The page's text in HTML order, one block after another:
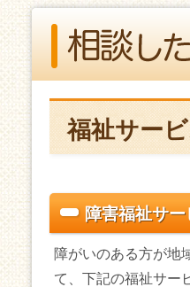
福祉サー
障害福祉サー
障がいのある方が地
て、下記の福祉サー